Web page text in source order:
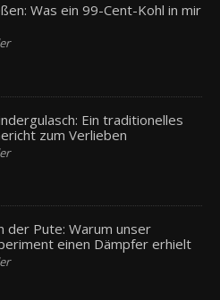
Was ein 99-Cent-Kohl in mir
Ein traditionelles
zum Verlieben
der Pute: Warum unser
einen Dämpfer erhielt